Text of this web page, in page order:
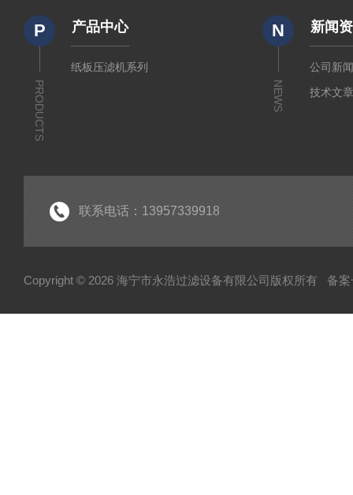
P
PRODUCTS
产品中心
纸板压滤机系列
N
NEWS
新闻
公司新
技术文
联系电话：13957339918
Copyright © 2026 海宁市永浩过滤设备有限公司版权所有 备案